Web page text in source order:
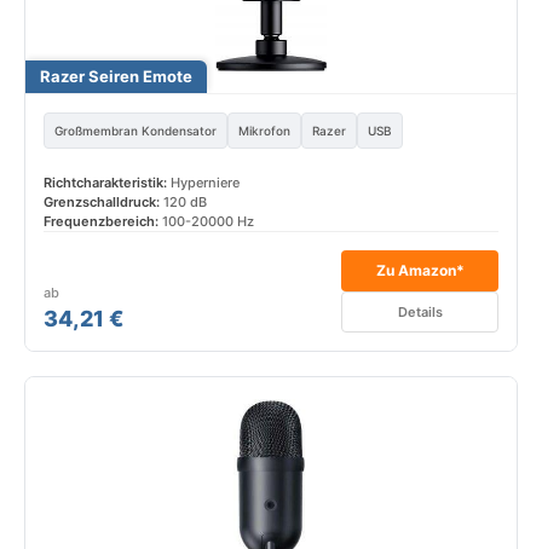
Razer Seiren Emote
Großmembran Kondensator Mikrofon Razer USB
Richtcharakteristik: Hyperniere
Grenzschalldruck: 120 dB
Frequenzbereich: 100-20000 Hz
ab
34,21 €
Zu Amazon*
Details